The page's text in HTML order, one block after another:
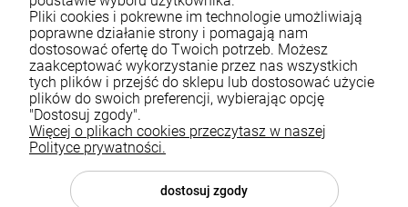
Pomoc
Moje konto
Płatności i dostawa
Informacje
Pliki cookies i pokrewne im technologie umożliwiają
poprawne działanie strony i pomagają nam
dostosować ofertę do Twoich potrzeb. Możesz
zaakceptować wykorzystanie przez nas wszystkich
tych plików i przejść do sklepu lub dostosować użycie
plików do swoich preferencji, wybierając opcję
"Dostosuj zgody".
Więcej o plikach cookies przeczytasz w naszej
Polityce prywatności.
dostosuj zgody